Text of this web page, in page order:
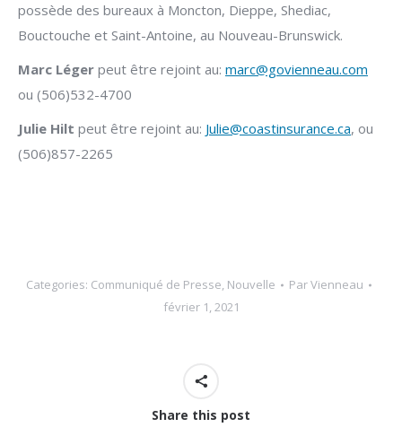
possède des bureaux à Moncton, Dieppe, Shediac,
Bouctouche et Saint-Antoine, au Nouveau-Brunswick.
Marc Léger peut être rejoint au: marc@govienneau.com
ou (506)532-4700
Julie Hilt peut être rejoint au: Julie@coastinsurance.ca, ou
(506)857-2265
Categories: Communiqué de Presse, Nouvelle ParVienneau
février 1, 2021
Share this post